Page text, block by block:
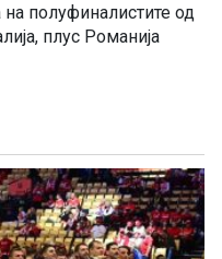
полуфиналистите од
плус Романија